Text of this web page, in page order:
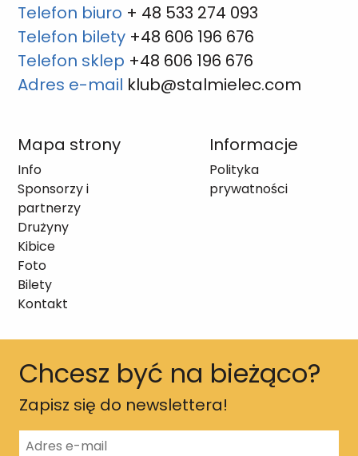
Telefon biuro + 48 533 274 093
Telefon bilety +48 606 196 676
Telefon sklep +48 606 196 676
Adres e-mail klub@stalmielec.com
Mapa strony
Info
Sponsorzy i
partnerzy
Drużyny
Kibice
Foto
Bilety
Kontakt
Informacje
Polityka
prywatności
Chcesz być na bieżąco?
Zapisz się do newslettera!